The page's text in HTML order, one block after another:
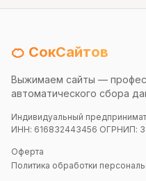
🍊 СокСайтов
Выжимаем сайты —
автоматического сбора
Индивидуальный
ИНН: 616832443456 ОГРНИП:
Оферта
Политика обработки